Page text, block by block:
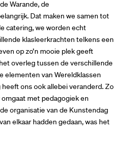
Warande, de
Dat maken we samen tot
catering, we worden echt
klasleerkrachten telkens een
op zo’n mooie plek geeft
overleg tussen de verschillende
elementen van Wereldklassen
ons ook allebei veranderd. Zo
met pedagogiek en
organisatie van de Kunstendag
elkaar hadden gedaan, was het